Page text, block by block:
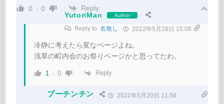
0 0
Reply
YutoriMan
Author
Reply to 名無し 2022年5月28日 15:08
冷静に考えたら変なページよね。
浅草の町内会のお祭りページかと思ってたわ。
1 0 Reply
プーチンチン 2022年5月20日 11:56